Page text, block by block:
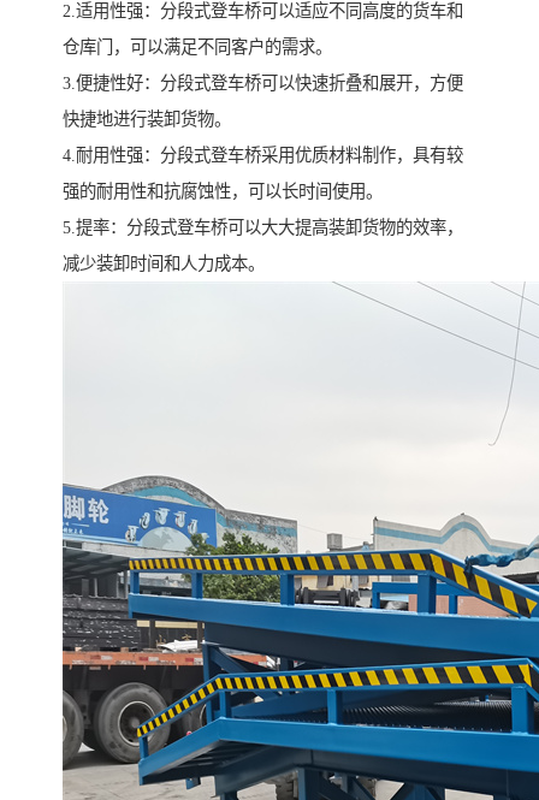
2.适用性强：分段式登车桥可以适应不同高度的货车和
仓库门，可以满足不同客户的需求。
3.便捷性好：分段式登车桥可以快速折叠和展开，方便
快捷地进行装卸货物。
4.耐用性强：分段式登车桥采用优质材料制作，具有较
强的耐用性和抗腐蚀性，可以长时间使用。
5.提率：分段式登车桥可以大大提高装卸货物的效率，
减少装卸时间和人力成本。